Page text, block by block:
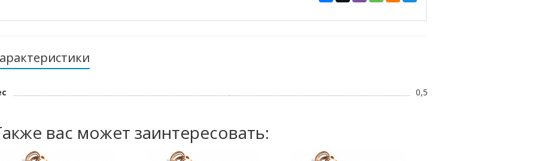
0,5
вас может заинтересовать: